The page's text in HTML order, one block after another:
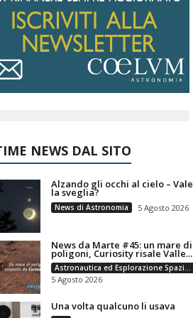
NEWS DAL SITO
Alzando gli occhi al cielo – Vale
la sveglia?
News di Astronomia 5 Agosto 2026
News da Marte #45: un mare di
poligoni, Curiosity risale Valle...
Astronautica ed Esplorazione Spaziale
5 Agosto 2026
Una volta qualcuno li usava